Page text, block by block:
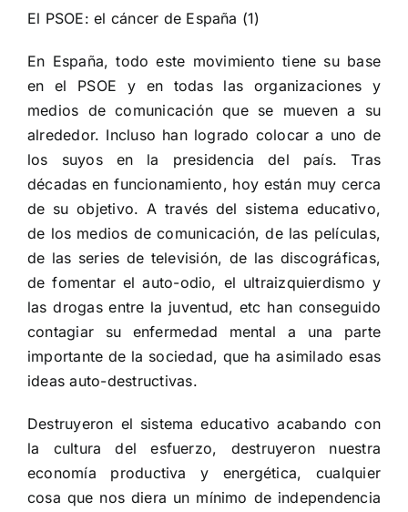
El PSOE: el cáncer de España (1)
En España, todo este movimiento tiene su base
en el PSOE y en todas las organizaciones y
medios de comunicación que se mueven a su
alrededor. Incluso han logrado colocar a uno de
los suyos en la presidencia del país. Tras
décadas en funcionamiento, hoy están muy cerca
de su objetivo. A través del sistema educativo,
de los medios de comunicación, de las películas,
de las series de televisión, de las discográficas,
de fomentar el auto-odio, el ultraizquierdismo y
las drogas entre la juventud, etc han conseguido
contagiar su enfermedad mental a una parte
importante de la sociedad, que ha asimilado esas
ideas auto-destructivas.
Destruyeron el sistema educativo acabando con
la cultura del esfuerzo, destruyeron nuestra
economía productiva y energética, cualquier
cosa que nos diera un mínimo de independencia